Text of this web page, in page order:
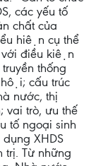
các yếu tố
chất của
hiện cụ thể
với điều kiện
thống
cấu trúc
nước, thị
vai trò, ưu thế
tố ngoại sinh
XHDS
Từ những